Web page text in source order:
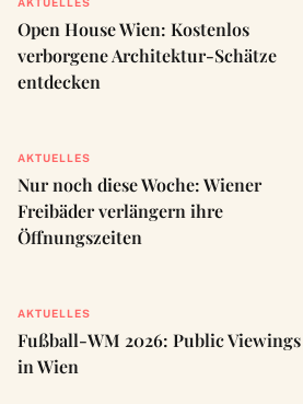
Open House Wien: Kostenlos
verborgene Architektur-Schätze
entdecken
AKTUELLES
Nur noch diese Woche: Wiener
Freibäder verlängern ihre
Öffnungszeiten
AKTUELLES
Fußball-WM 2026: Public Viewings
in Wien